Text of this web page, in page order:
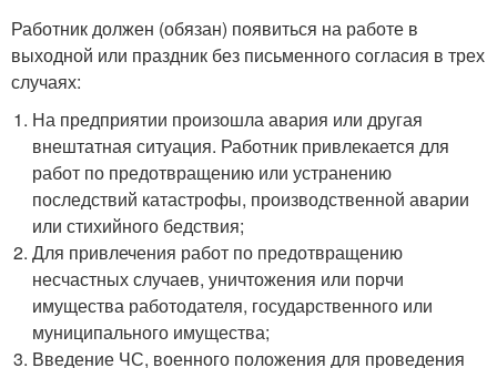
Работник должен (обязан) появиться на работе в
выходной или праздник без письменного согласия в трех
случаях:
На предприятии произошла авария или другая
внештатная ситуация. Работник привлекается для
работ по предотвращению или устранению
последствий катастрофы, производственной аварии
или стихийного бедствия;
Для привлечения работ по предотвращению
несчастных случаев, уничтожения или порчи
имущества работодателя, государственного или
муниципального имущества;
Введение ЧС, военного положения для проведения